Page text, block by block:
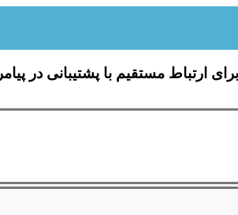
برای ارتباط مستقیم با پشتیبانی در